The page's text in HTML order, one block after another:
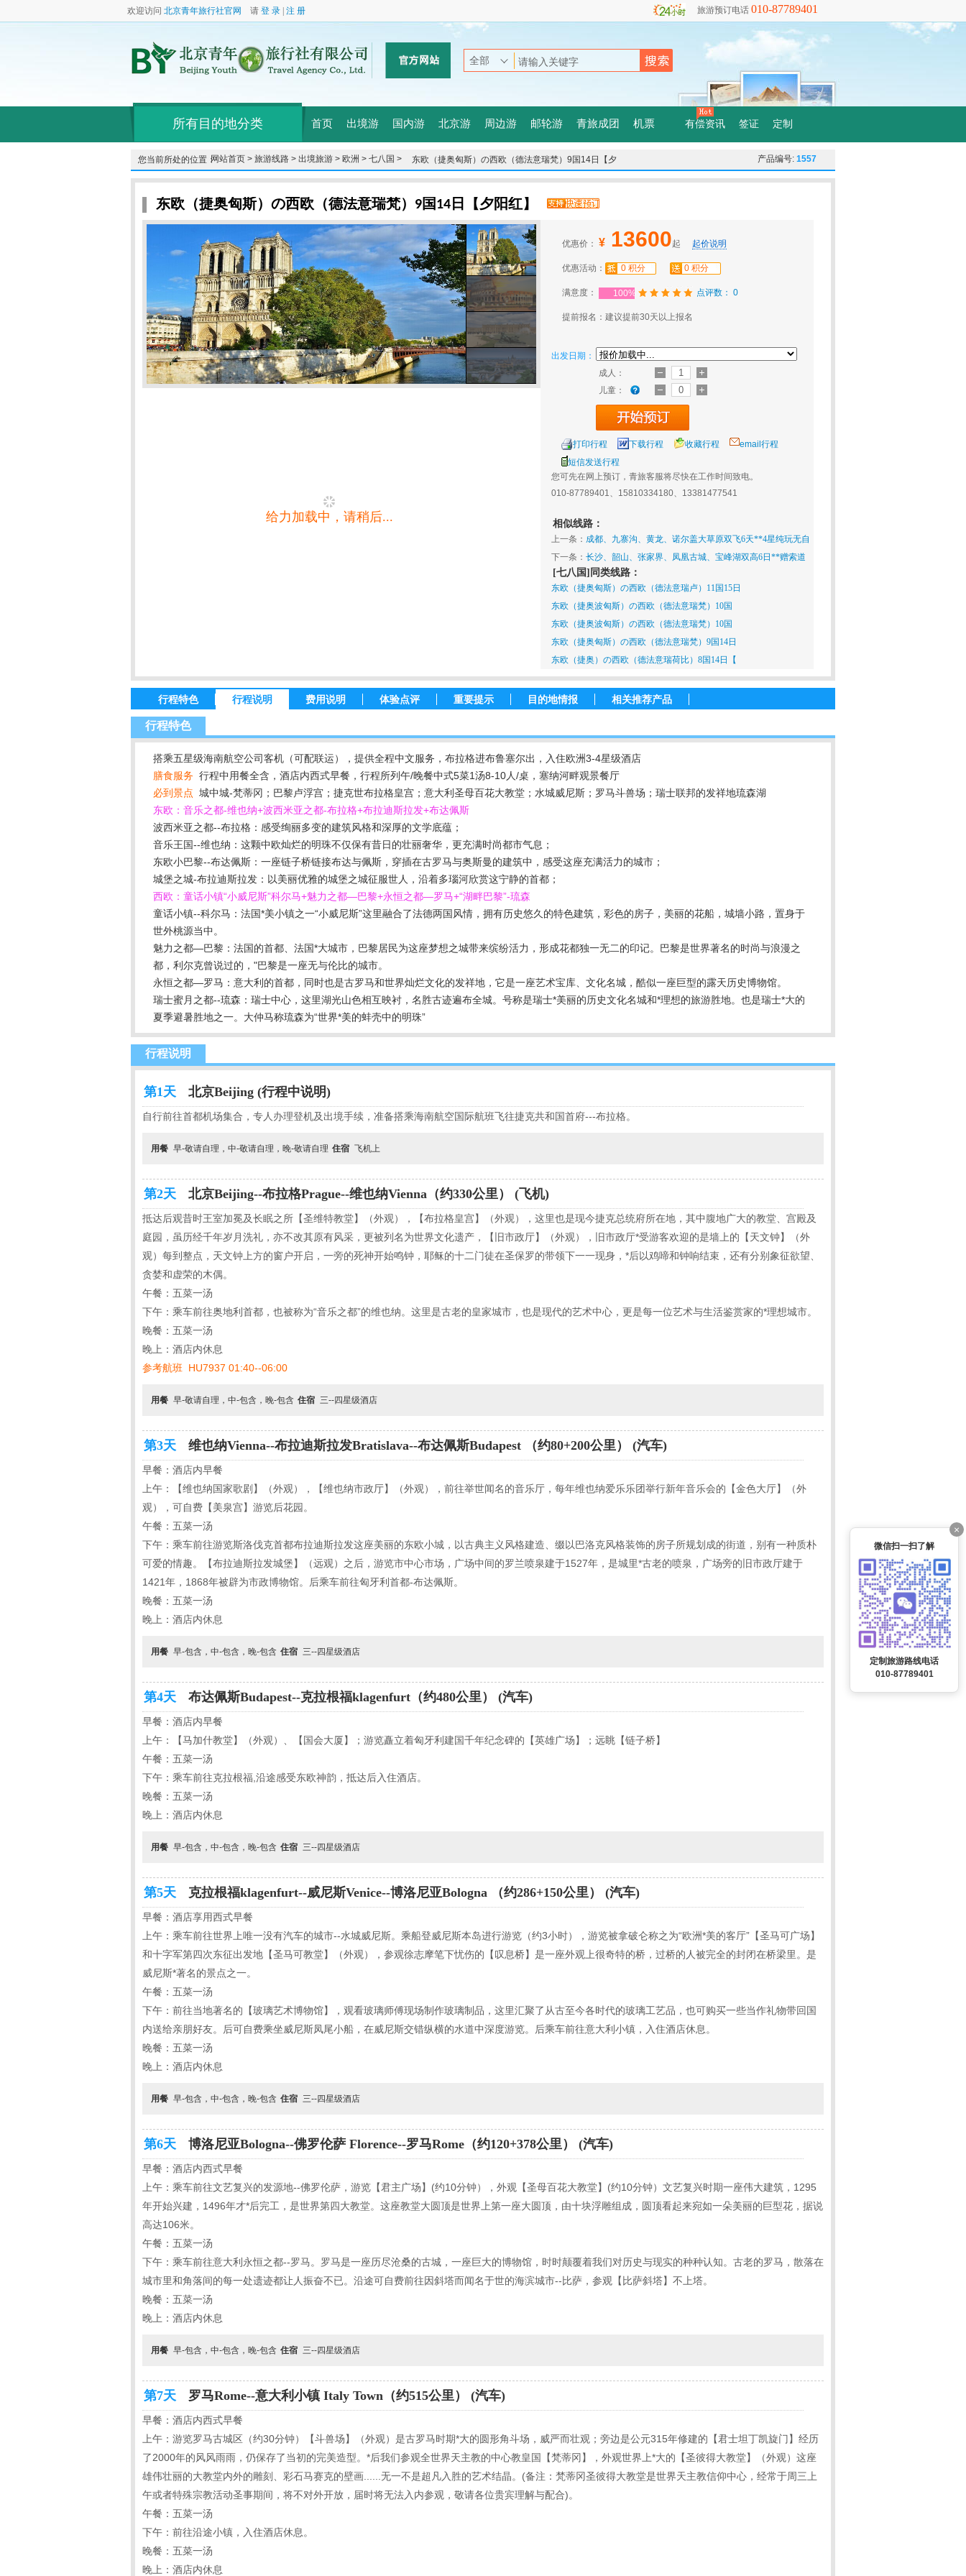
欢迎访问 北京青年旅行社官网 请 登 录 注 册 旅游预订电话 010-87789401
所有目的地分类 首页 出境游 国内游 北京游 周边游 邮轮游 青旅成团 机票 有偿资讯 签证 定制
您当前所处的位置：网站首页 > 旅游线路 > 出境旅游 > 欧洲 > 七八国 >
东欧（捷奥匈斯）の西欧（德法意瑞梵）9国14日【夕
阳红】
产品编号: 1557
东欧（捷奥匈斯）の西欧（德法意瑞梵）9国14日【夕阳红】
给力加载中，请稍后...
优惠价： ¥ 13600起 起价说明
优惠活动： 0 积分 0 积分
满意度： 100% 点评数： 0
提前报名：建议提前30天以上报名
出发日期：
成人：
儿童：
打印行程 下载行程 收藏行程
email行程
短信发送行程
您可先在网上预订，青旅客服将尽快在工作时间致电。
010-87789401、15810334180、13381477541
相似线路：
上一条： 成都、九寨沟、黄龙、诺尔盖大草原双飞6天**4星纯玩无自
费**
下一条： 长沙、韶山、张家界、凤凰古城、宝峰湖双高6日**赠索道
**
[七八国]同类线路：
东欧（捷奥匈斯）の西欧（德法意瑞卢）11国15日
东欧（捷奥波匈斯）の西欧（德法意瑞梵）10国
东欧（捷奥波匈斯）の西欧（德法意瑞梵）10国
东欧（捷奥匈斯）の西欧（德法意瑞梵）9国14日
东欧（捷奥）の西欧（德法意瑞荷比）8国14日【
行程特色 行程说明 费用说明 体验点评 重要提示 目的地情报 相关推荐产品
行程特色
搭乘五星级海南航空公司客机（可配联运），提供全程中文服务，布拉格进布鲁塞尔出，入住欧洲3-4星级酒店
膳食服务 行程中用餐全含，酒店内西式早餐，行程所列午/晚餐中式5菜1汤8-10人/桌，塞纳河畔观景餐厅
必到景点 城中城-梵蒂冈；巴黎卢浮宫；捷克世布拉格皇宫；意大利圣母百花大教堂；水城威尼斯；罗马斗兽场；瑞士联邦的发祥地琉森湖
东欧：音乐之都-维也纳+波西米亚之都-布拉格+布拉迪斯拉发+布达佩斯
波西米亚之都--布拉格：感受绚丽多变的建筑风格和深厚的文学底蕴；
音乐王国--维也纳：这颗中欧灿烂的明珠不仅保有昔日的壮丽奢华，更充满时尚都市气息；
东欧小巴黎--布达佩斯：一座链子桥链接布达与佩斯，穿插在古罗马与奥斯曼的建筑中，感受这座充满活力的城市；
城堡之城-布拉迪斯拉发：以美丽优雅的城堡之城征服世人，沿着多瑙河欣赏这宁静的首都；
西欧：童话小镇“小威尼斯”科尔马+魅力之都—巴黎+永恒之都—罗马+“湖畔巴黎”-琉森
童话小镇--科尔马：法国*美小镇之一“小威尼斯”这里融合了法德两国风情，拥有历史悠久的特色建筑，彩色的房子，美丽的花船，城墙小路，置身于
世外桃源当中。
魅力之都—巴黎：法国的首都、法国*大城市，巴黎居民为这座梦想之城带来缤纷活力，形成花都独一无二的印记。巴黎是世界著名的时尚与浪漫之
都，利尔克曾说过的，"巴黎是一座无与伦比的城市。
永恒之都—罗马：意大利的首都，同时也是古罗马和世界灿烂文化的发祥地，它是一座艺术宝库、文化名城，酷似一座巨型的露天历史博物馆。
瑞士蜜月之都--琉森：瑞士中心，这里湖光山色相互映衬，名胜古迹遍布全城。号称是瑞士*美丽的历史文化名城和*理想的旅游胜地。也是瑞士*大的
夏季避暑胜地之一。大仲马称琉森为“世界*美的蚌壳中的明珠”
行程说明
第1天 北京Beijing (行程中说明)
自行前往首都机场集合，专人办理登机及出境手续，准备搭乘海南航空国际航班飞往捷克共和国首府---布拉格。
用餐 早-敬请自理，中-敬请自理，晚-敬请自理 住宿 飞机上
第2天 北京Beijing--布拉格Prague--维也纳Vienna（约330公里） (飞机)
抵达后观昔时王室加冕及长眠之所【圣维特教堂】（外观），【布拉格皇宫】（外观），这里也是现今捷克总统府所在地，其中腹地广大的教堂、宫殿及
庭园，虽历经千年岁月洗礼，亦不改其原有风采，更被列名为世界文化遗产，【旧市政厅】（外观），旧市政厅*受游客欢迎的是墙上的【天文钟】（外
观）每到整点，天文钟上方的窗户开启，一旁的死神开始鸣钟，耶稣的十二门徒在圣保罗的带领下一一现身，*后以鸡啼和钟响结束，还有分别象征欲望、
贪婪和虚荣的木偶。
午餐：五菜一汤
下午：乘车前往奥地利首都，也被称为“音乐之都”的维也纳。这里是古老的皇家城市，也是现代的艺术中心，更是每一位艺术与生活鉴赏家的*理想城市。
晚餐：五菜一汤
晚上：酒店内休息
参考航班 HU7937 01:40--06:00
用餐 早-敬请自理，中-包含，晚-包含 住宿 三--四星级酒店
第3天 维也纳Vienna--布拉迪斯拉发Bratislava--布达佩斯Budapest （约80+200公里） (汽车)
早餐：酒店内早餐
上午：【维也纳国家歌剧】（外观），【维也纳市政厅】（外观），前往举世闻名的音乐厅，每年维也纳爱乐乐团举行新年音乐会的【金色大厅】（外
观），可自费【美泉宫】游览后花园。
午餐：五菜一汤
下午：乘车前往游览斯洛伐克首都布拉迪斯拉发这座美丽的东欧小城，以古典主义风格建造、缀以巴洛克风格装饰的房子所规划成的街道，别有一种质朴
可爱的情趣。【布拉迪斯拉发城堡】（远观）之后，游览市中心市场，广场中间的罗兰喷泉建于1527年，是城里*古老的喷泉，广场旁的旧市政厅建于
1421年，1868年被辟为市政博物馆。后乘车前往匈牙利首都-布达佩斯。
晚餐：五菜一汤
晚上：酒店内休息
用餐 早-包含，中-包含，晚-包含 住宿 三--四星级酒店
第4天 布达佩斯Budapest--克拉根福klagenfurt（约480公里） (汽车)
早餐：酒店内早餐
上午：【马加什教堂】（外观）、【国会大厦】；游览矗立着匈牙利建国千年纪念碑的【英雄广场】；远眺【链子桥】
午餐：五菜一汤
下午：乘车前往克拉根福,沿途感受东欧神韵，抵达后入住酒店。
晚餐：五菜一汤
晚上：酒店内休息
用餐 早-包含，中-包含，晚-包含 住宿 三--四星级酒店
第5天 克拉根福klagenfurt--威尼斯Venice--博洛尼亚Bologna （约286+150公里） (汽车)
早餐：酒店享用西式早餐
上午：乘车前往世界上唯一没有汽车的城市--水城威尼斯。乘船登威尼斯本岛进行游览（约3小时），游览被拿破仑称之为“欧洲*美的客厅”【圣马可广场】
和十字军第四次东征出发地【圣马可教堂】（外观），参观徐志摩笔下忧伤的【叹息桥】是一座外观上很奇特的桥，过桥的人被完全的封闭在桥梁里。是
威尼斯*著名的景点之一。
午餐：五菜一汤
下午：前往当地著名的【玻璃艺术博物馆】，观看玻璃师傅现场制作玻璃制品，这里汇聚了从古至今各时代的玻璃工艺品，也可购买一些当作礼物带回国
内送给亲朋好友。后可自费乘坐威尼斯凤尾小船，在威尼斯交错纵横的水道中深度游览。后乘车前往意大利小镇，入住酒店休息。
晚餐：五菜一汤
晚上：酒店内休息
用餐 早-包含，中-包含，晚-包含 住宿 三--四星级酒店
第6天 博洛尼亚Bologna--佛罗伦萨 Florence--罗马Rome（约120+378公里） (汽车)
早餐：酒店内西式早餐
上午：乘车前往文艺复兴的发源地--佛罗伦萨，游览【君主广场】(约10分钟），外观【圣母百花大教堂】(约10分钟）文艺复兴时期一座伟大建筑，1295
年开始兴建，1496年才*后完工，是世界第四大教堂。这座教堂大圆顶是世界上第一座大圆顶，由十块浮雕组成，圆顶看起来宛如一朵美丽的巨型花，据说
高达106米。
午餐：五菜一汤
下午：乘车前往意大利永恒之都--罗马。罗马是一座历尽沧桑的古城，一座巨大的博物馆，时时颠覆着我们对历史与现实的种种认知。古老的罗马，散落在
城市里和角落间的每一处遗迹都让人振奋不已。沿途可自费前往因斜塔而闻名于世的海滨城市--比萨，参观【比萨斜塔】不上塔。
晚餐：五菜一汤
晚上：酒店内休息
用餐 早-包含，中-包含，晚-包含 住宿 三--四星级酒店
第7天 罗马Rome--意大利小镇 Italy Town（约515公里） (汽车)
早餐：酒店内西式早餐
上午：游览罗马古城区（约30分钟）【斗兽场】（外观）是古罗马时期*大的圆形角斗场，威严而壮观；旁边是公元315年修建的【君士坦丁凯旋门】经历
了2000年的风风雨雨，仍保存了当初的完美造型。*后我们参观全世界天主教的中心教皇国【梵蒂冈】，外观世界上*大的【圣彼得大教堂】（外观）这座
雄伟壮丽的大教堂内外的雕刻、彩石马赛克的壁画......无一不是超凡入胜的艺术结晶。(备注：梵蒂冈圣彼得大教堂是世界天主教信仰中心，经常于周三上
午或者特殊宗教活动圣事期间，将不对外开放，届时将无法入内参观，敬请各位贵宾理解与配合)。
午餐：五菜一汤
下午：前往沿途小镇，入住酒店休息。
晚餐：五菜一汤
晚上：酒店内休息
×
微信扫一扫了解
定制旅游路线电话
010-87789401